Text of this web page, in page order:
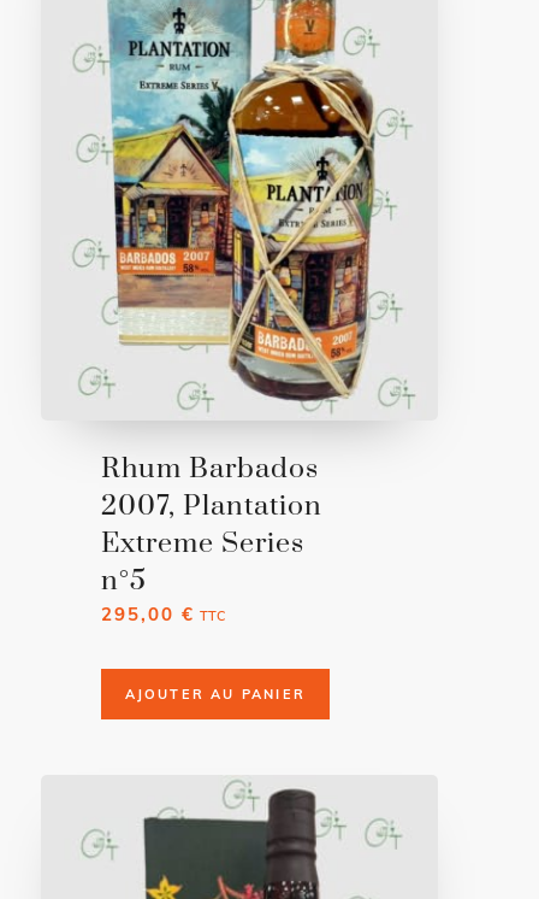
Rhum Barbados
2007, Plantation
Extreme Series
n°5
295,00 € TTC
AJOUTER AU PANIER